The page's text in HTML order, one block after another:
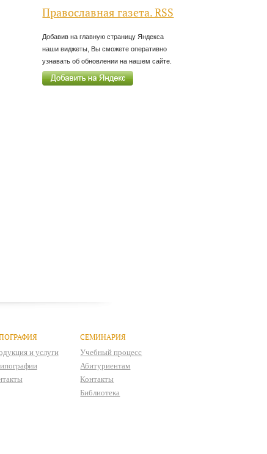
Православная газета. RSS
Добавив на главную страницу Яндекса
наши виджеты, Вы сможете оперативно
узнавать об обновлении на нашем сайте.
и услуги
СЕМИНАРИЯ
Учебный процесс
Абитуриентам
Контакты
Библиотека